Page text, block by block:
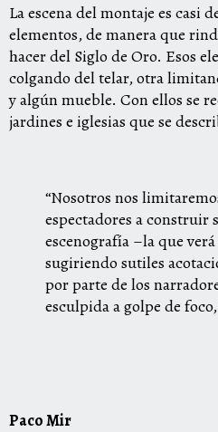
La escena del montaje es casi
elementos, de manera que
hacer del Siglo de Oro. Esos
colgando del telar, otra
y algún mueble. Con ellos se
jardines e iglesias que se
“Nosotros nos
espectadores a construir
escenografía –la que
sugiriendo sutiles
por parte de los
esculpida a golpe de
Paco Mir